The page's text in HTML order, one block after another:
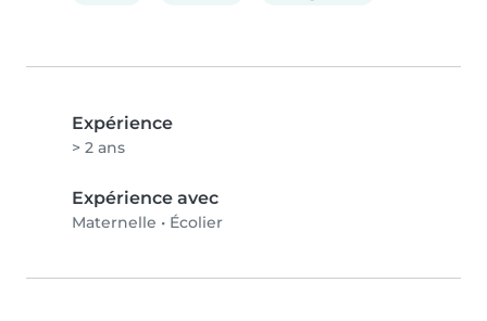
Expérience
> 2 ans
Expérience avec
Maternelle • Écolier